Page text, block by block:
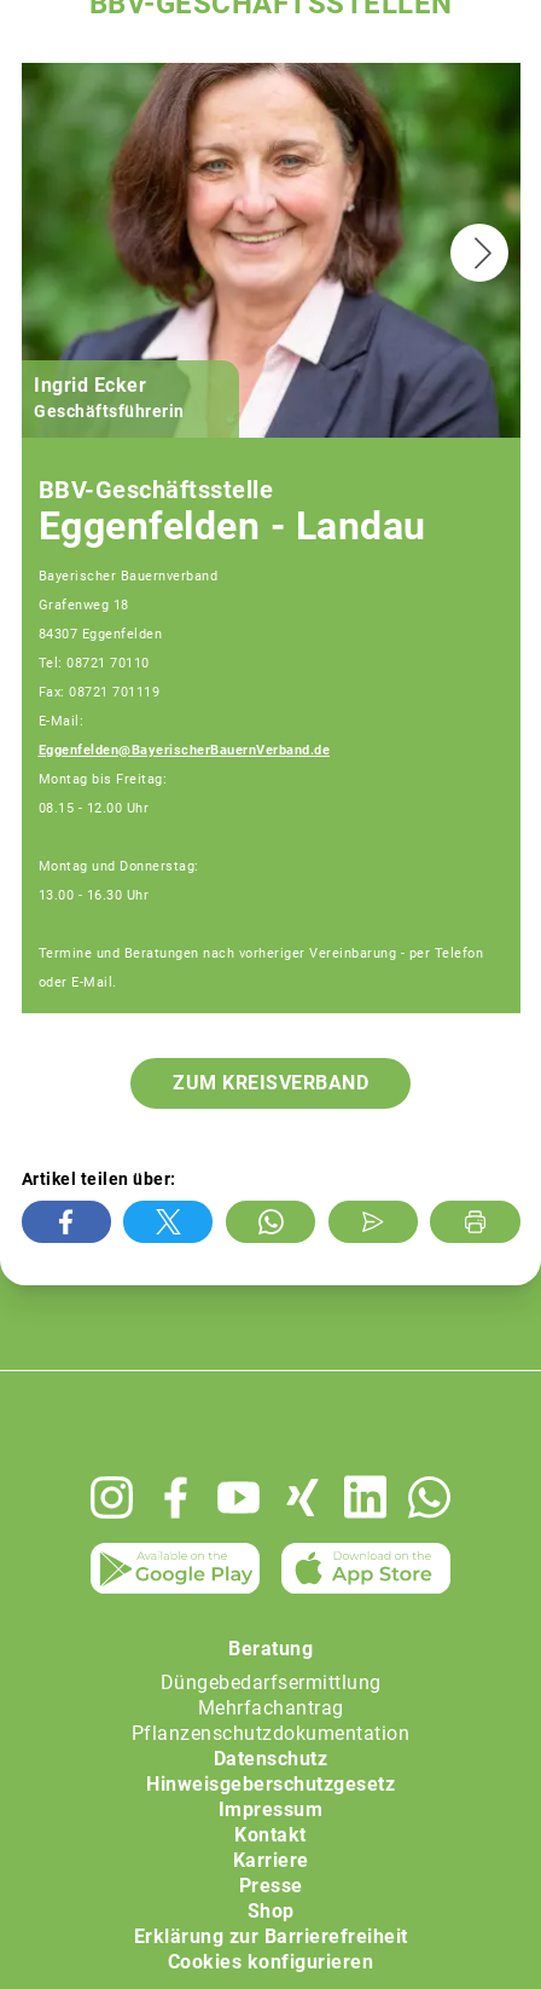
Ingrid Ecker
Geschäftsführerin
BBV-Geschäftsstelle
Eggenfelden - Landau
Bayerischer Bauernverband
Grafenweg 18
84307 Eggenfelden
Tel: 08721 70110
Fax: 08721 701119
E-Mail:
Eggenfelden@BayerischerBauernVerband.de
Montag bis Freitag:
08.15 - 12.00 Uhr
Montag und Donnerstag:
13.00 - 16.30 Uhr
Termine und Beratungen nach vorheriger Vereinbarung - per Telefon
oder E-Mail.
ZUM KREISVERBAND
Artikel teilen über:
Beratung
Düngebedarfsermittlung
Mehrfachantrag
Pflanzenschutzdokumentation
Datenschutz
Hinweisgeberschutzgesetz
Impressum
Kontakt
Karriere
Presse
Shop
Erklärung zur Barrierefreiheit
Cookies konfigurieren